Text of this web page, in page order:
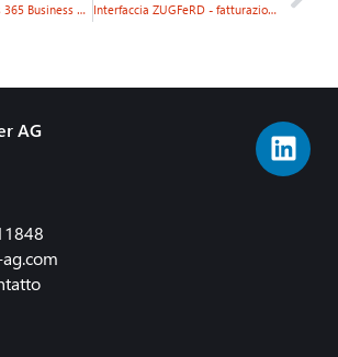
Novità - Dynamics 365 Business Central Versione 18 Interfaccia ZUGFeRD - fatturazione elettronica in conformità allo standard UE con pochi clic
AG